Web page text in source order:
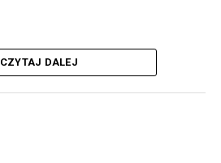
CZYTAJ DALEJ